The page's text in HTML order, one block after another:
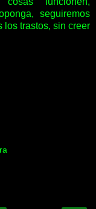
seguiremos
los trastos, sin creer